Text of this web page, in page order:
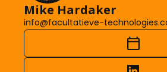
Mike Hardaker
info@facultatieve-